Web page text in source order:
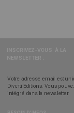
Votre adresse email est
Diverti Editions. Vous
intégré dans la newsletter.